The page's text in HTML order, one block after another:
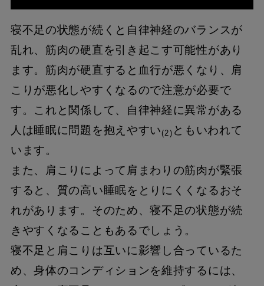
寝不足の状態が続くと自律神経のバランスが
乱れ、筋肉の硬直を引き起こす可能性があり
ます。筋肉が硬直すると血行が悪くなり、肩
こりが悪化しやすくなるので注意が必要で
す。これと関係して、自律神経に異常がある
人は睡眠に問題を抱えやすい (2) ともいわれて
います。
また、肩こりによって肩まわりの筋肉が緊張
すると、質の高い睡眠をとりにくくなるおそ
れがあります。そのため、寝不足の状態が続
きやすくなることもあるでしょう。
寝不足と肩こりは互いに影響し合っているた
め、身体のコンディションを維持するには、